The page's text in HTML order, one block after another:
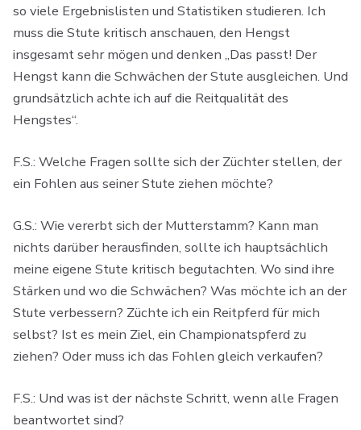
so viele Ergebnislisten und Statistiken studieren. Ich
muss die Stute kritisch anschauen, den Hengst
insgesamt sehr mögen und denken „Das passt! Der
Hengst kann die Schwächen der Stute ausgleichen. Und
grundsätzlich achte ich auf die Reitqualität des
Hengstes“.
F.S.: Welche Fragen sollte sich der Züchter stellen, der
ein Fohlen aus seiner Stute ziehen möchte?
G.S.: Wie vererbt sich der Mutterstamm? Kann man
nichts darüber herausfinden, sollte ich hauptsächlich
meine eigene Stute kritisch begutachten. Wo sind ihre
Stärken und wo die Schwächen? Was möchte ich an der
Stute verbessern? Züchte ich ein Reitpferd für mich
selbst? Ist es mein Ziel, ein Championatspferd zu
ziehen? Oder muss ich das Fohlen gleich verkaufen?
F.S.: Und was ist der nächste Schritt, wenn alle Fragen
beantwortet sind?